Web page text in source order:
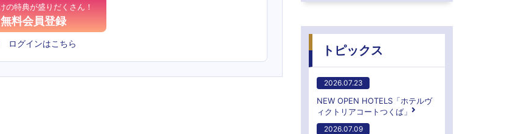
の特典が盛りだくさん！
無料会員登録
ログインはこちら
トピックス
2026.07.23
NEW OPEN HOTELS「ホテルヴ
ィクトリアコートつくば」
2026.07.09